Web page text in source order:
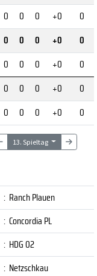
0 0 0 +0
0
0 0 0 +0
0
0 0 0 +0
0
0 0 0 +0
0
0 0 0 +0 0
13. Spieltag
: Ranch Plauen
: Concordia PL
: HDG 02
: Netzschkau